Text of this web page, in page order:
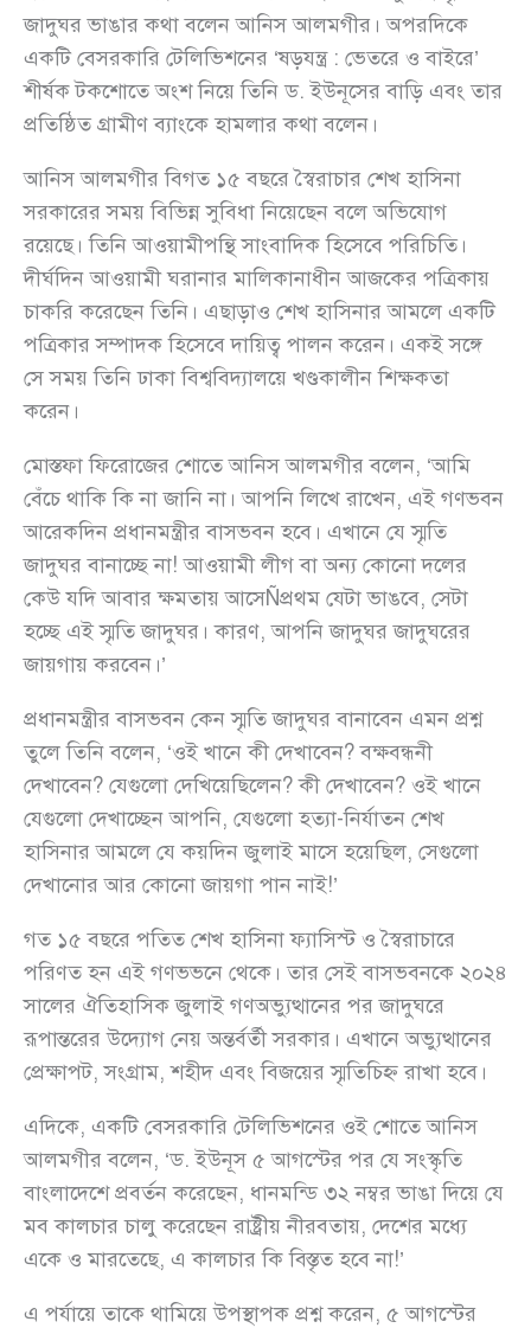
জাদুঘর ভাঙার কথা বলেন আনিস আলমগীর। অপরদিকে
একটি বেসরকারি টেলিভিশনের ‘ষড়যন্ত্র : ভেতরে ও বাইরে’
শীর্ষক টকশোতে অংশ নিয়ে তিনি ড. ইউনূসের বাড়ি এবং তার
প্রতিষ্ঠিত গ্রামীণ ব্যাংকে হামলার কথা বলেন।
আনিস আলমগীর বিগত ১৫ বছরে স্বৈরাচার শেখ হাসিনা
সরকারের সময় বিভিন্ন সুবিধা নিয়েছেন বলে অভিযোগ
রয়েছে। তিনি আওয়ামীপন্থি সাংবাদিক হিসেবে পরিচিতি।
দীর্ঘদিন আওয়ামী ঘরানার মালিকানাধীন আজকের পত্রিকায়
চাকরি করেছেন তিনি। এছাড়াও শেখ হাসিনার আমলে একটি
পত্রিকার সম্পাদক হিসেবে দায়িত্ব পালন করেন। একই সঙ্গে
সে সময় তিনি ঢাকা বিশ্ববিদ্যালয়ে খণ্ডকালীন শিক্ষকতা
করেন।
মোস্তফা ফিরোজের শোতে আনিস আলমগীর বলেন, ‘আমি
বেঁচে থাকি কি না জানি না। আপনি লিখে রাখেন, এই গণভবন
আরেকদিন প্রধানমন্ত্রীর বাসভবন হবে। এখানে যে স্মৃতি
জাদুঘর বানাচ্ছে না! আওয়ামী লীগ বা অন্য কোনো দলের
কেউ যদি আবার ক্ষমতায় আসেÑপ্রথম যেটা ভাঙবে, সেটা
হচ্ছে এই স্মৃতি জাদুঘর। কারণ, আপনি জাদুঘর জাদুঘরের
জায়গায় করবেন।’
প্রধানমন্ত্রীর বাসভবন কেন স্মৃতি জাদুঘর বানাবেন এমন প্রশ্ন
তুলে তিনি বলেন, ‘ওই খানে কী দেখাবেন? বক্ষবন্ধনী
দেখাবেন? যেগুলো দেখিয়েছিলেন? কী দেখাবেন? ওই খানে
যেগুলো দেখাচ্ছেন আপনি, যেগুলো হত্যা-নির্যাতন শেখ
হাসিনার আমলে যে কয়দিন জুলাই মাসে হয়েছিল, সেগুলো
দেখানোর আর কোনো জায়গা পান নাই!’
গত ১৫ বছরে পতিত শেখ হাসিনা ফ্যাসিস্ট ও স্বৈরাচারে
পরিণত হন এই গণভভনে থেকে। তার সেই বাসভবনকে ২০২৪
সালের ঐতিহাসিক জুলাই গণঅভ‍্যুত্থানের পর জাদুঘরে
রূপান্তরের উদ্যোগ নেয় অন্তর্বর্তী সরকার। এখানে অভ্যুত্থানের
প্রেক্ষাপট, সংগ্রাম, শহীদ এবং বিজয়ের স্মৃতিচিহ্ন রাখা হবে।
এদিকে, একটি বেসরকারি টেলিভিশনের ওই শোতে আনিস
আলমগীর বলেন, ‘ড. ইউনূস ৫ আগস্টের পর যে সংস্কৃতি
বাংলাদেশে প্রবর্তন করেছেন, ধানমন্ডি ৩২ নম্বর ভাঙা দিয়ে যে
মব কালচার চালু করেছেন রাষ্ট্রীয় নীরবতায়, দেশের মধ্যে
একে ও মারতেছে, এ কালচার কি বিস্তৃত হবে না!’
এ পর্যায়ে তাকে থামিয়ে উপস্থাপক প্রশ্ন করেন, ৫ আগস্টের